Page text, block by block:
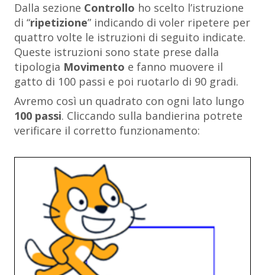
Dalla sezione Controllo ho scelto l’istruzione
di “ripetizione” indicando di voler ripetere per
quattro volte le istruzioni di seguito indicate.
Queste istruzioni sono state prese dalla
tipologia Movimento e fanno muovere il
gatto di 100 passi e poi ruotarlo di 90 gradi.
Avremo così un quadrato con ogni lato lungo
100 passi. Cliccando sulla bandierina potrete
verificare il corretto funzionamento: